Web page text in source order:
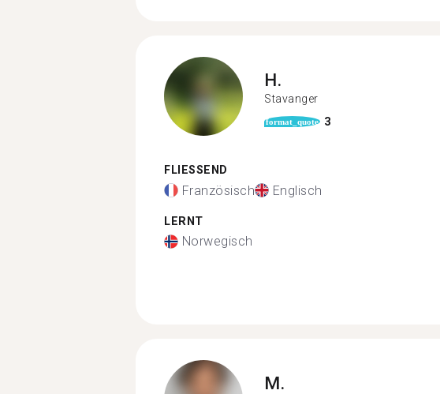
H.
Stavanger
format_quote 3
FLIESSEND
Französisch Englisch
LERNT
Norwegisch
M.